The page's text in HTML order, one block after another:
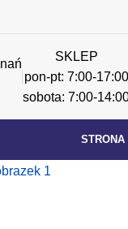
SKLEP
pon-pt: 7:00-17:00
sobota: 7:00-
STRONA